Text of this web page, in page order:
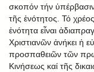
σκοπόν τήν ὑπέρβασιν
τῆς ἑνότητος. Τό
ἑνότητα εἶναι
Χριστιανῶν ἀνήκει ἡ
προσπαθειῶν τῶν
Κινήσεως καί τῆς